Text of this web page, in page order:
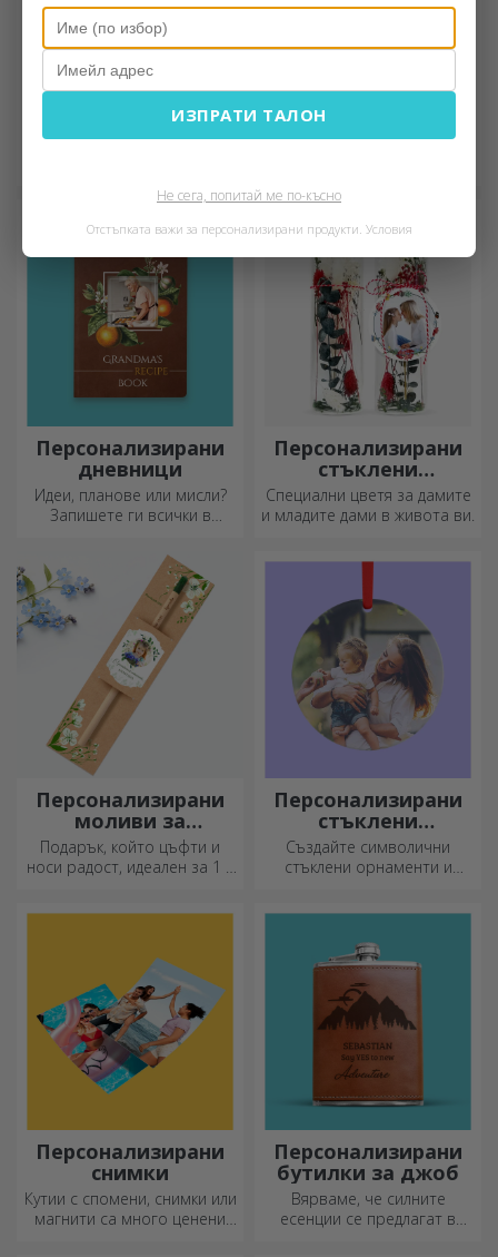
Персонализирани
подложки за
мишка
Оригинален начин да
персонализирате най-
готините си подложки за
Персонализирани
стикери,
самозалепващи се
Оцветете и
Персонализирани
дневници
Идеи, планове или мисли?
Запишете ги всички в
съхранявайте всичките си
спомени наблизо.
Персонализирани
стъклени
орнаменти с
консервирани
цветя
Специални цветя за дамите
и младите дами в живота ви.
Персонализирани
моливи за
засаждане
Подарък, който цъфти и
носи радост, идеален за 1 и
Персонализирани
стъклени
орнаменти
Създайте символични
стъклени орнаменти и
Персонализирани
снимки
Кутии с спомени, снимки или
магнити са много ценени
Персонализирани
бутилки за джоб
Вярваме, че силните
есенции се предлагат в
ИЗПРАТИ ТАЛОН
Не сега, попитай ме по-късно
Отстъпката важи за персонализирани продукти. Условия